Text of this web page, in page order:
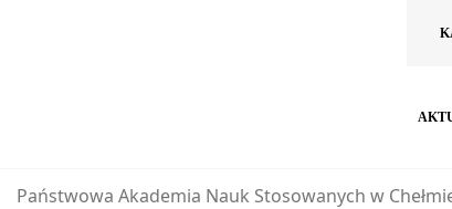
Państwowa Akademia Nauk Stosowanych w